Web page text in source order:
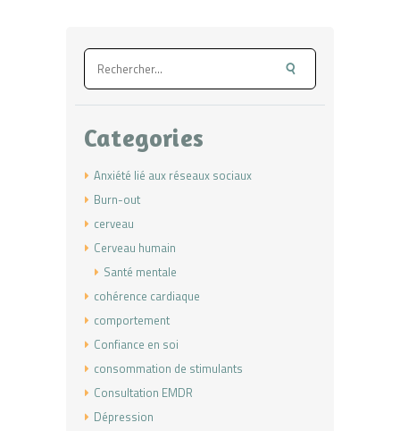
Rechercher :
Categories
Anxiété lié aux réseaux sociaux
Burn-out
cerveau
Cerveau humain
Santé mentale
cohérence cardiaque
comportement
Confiance en soi
consommation de stimulants
Consultation EMDR
Dépression